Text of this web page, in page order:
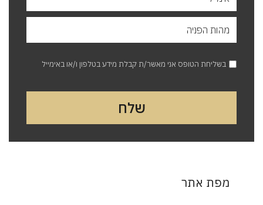
בשליחת הטופס אני מאשר/ת קבלת מידע בטלפון ו/או באימייל
מפת אתר